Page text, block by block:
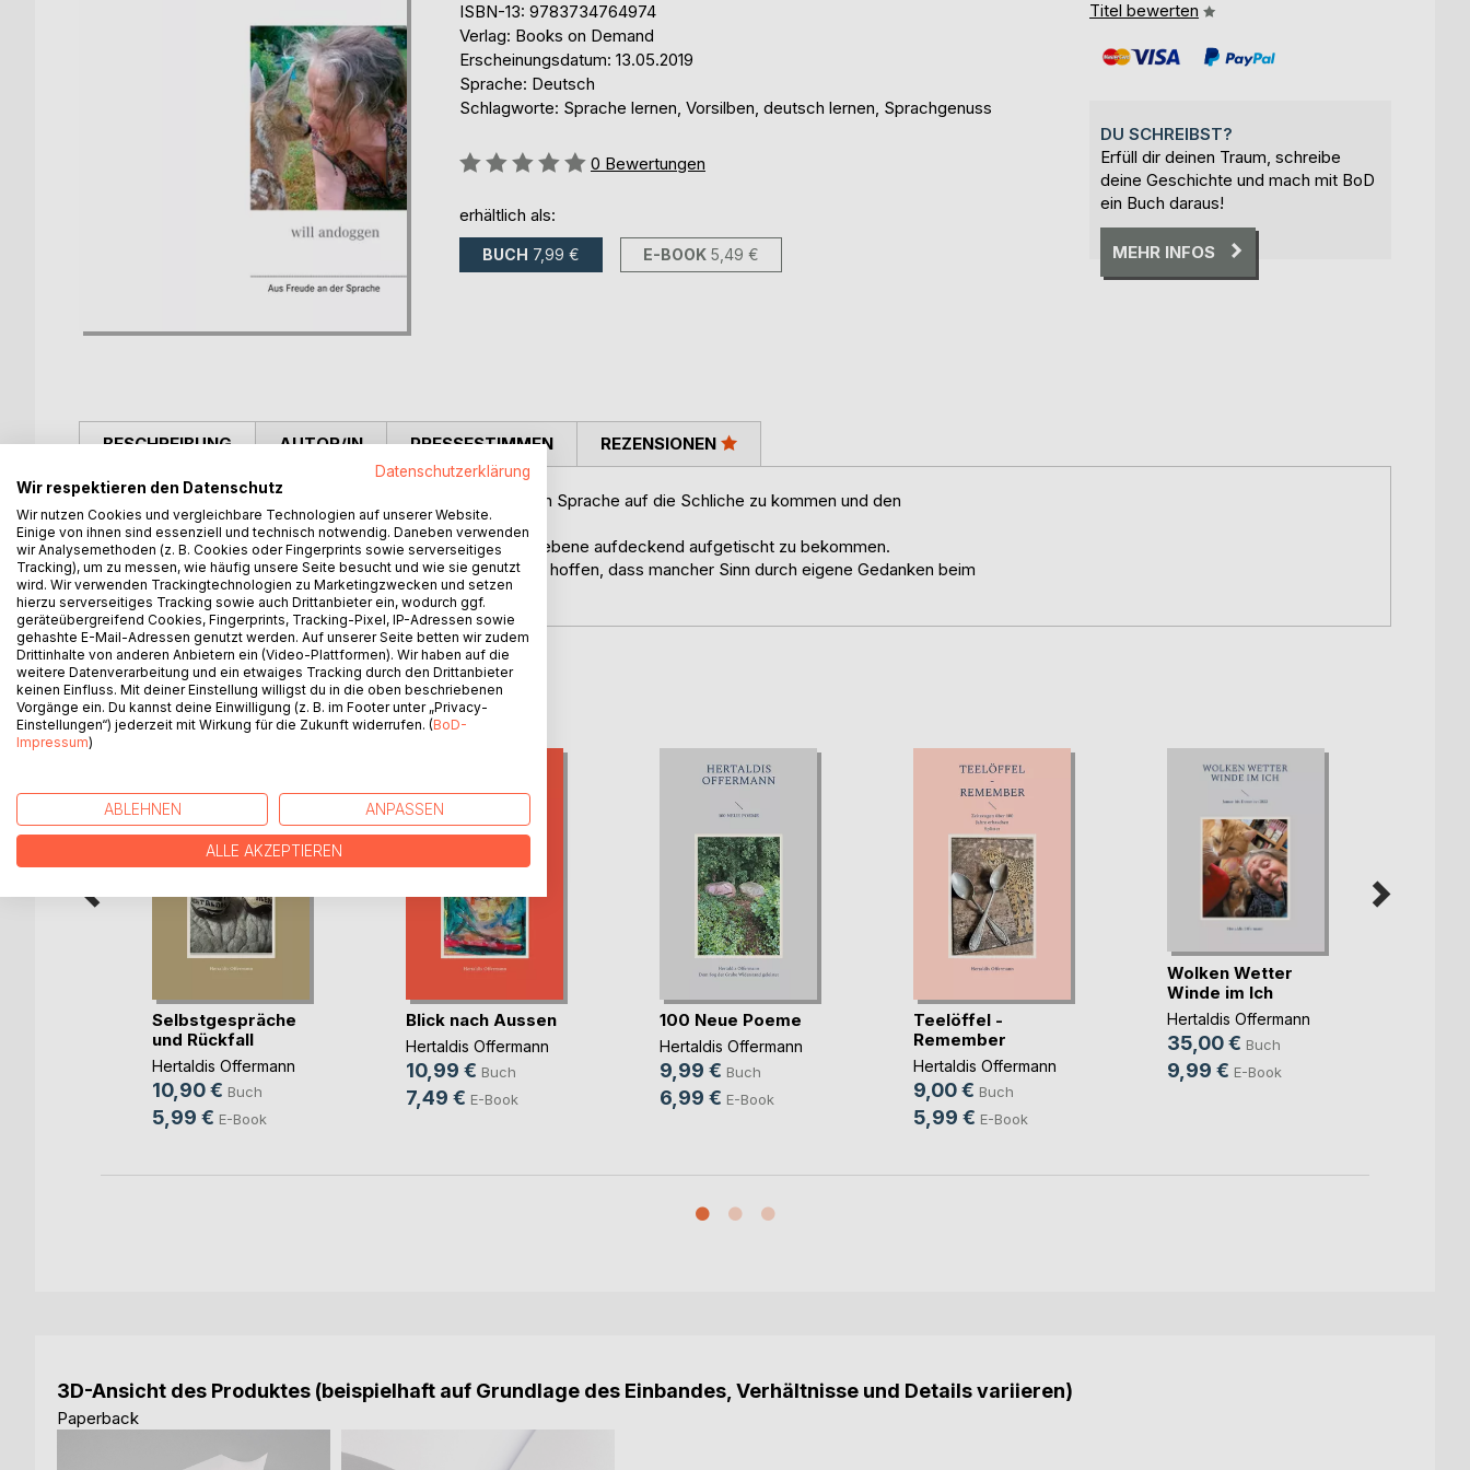
ISBN-13: 9783734764974
Verlag: Books on Demand
Erscheinungsdatum: 13.05.2019
Sprache: Deutsch
Schlagworte: Sprache lernen, Vorsilben, deutsch lernen, Sprachgenuss
Bewertung::
0 Bewertungen
erhältlich als:
BUCH 7,99 € E-BOOK 5,49 €
Titel bewerten
DU SCHREIBST?
Erfüll dir deinen Traum, schreibe
deine Geschichte und mach mit BoD
ein Buch daraus!
MEHR INFOS
BESCHREIBUNG
Wer die Reihe verfolgt, erkennt meine Absicht der eigenen Sprache auf die Schliche zu kommen und den
Sinnunterschied
durch Vorsilben mehr zu spüren, als durch das aufgeschriebene aufdeckend aufgetischt zu bekommen.
Ich sammle nur, will nicht aufklären, nicht aufzwingen - nur hoffen, dass mancher Sinn durch eigene Gedanken beim
Lesen im suchenden Geist auflodert.
AUTOR/IN PRESSESTIMMEN REZENSIONEN
WEITERE TITEL BEIBoD
Selbstgespräche
und Rückfall
Hertaldis Offermann
10,90 € Buch
5,99 € E-Book
Blick nach Aussen
Hertaldis Offermann
10,99 € Buch
7,49 € E-Book
100 Neue Poeme
Hertaldis Offermann
9,99 € Buch
6,99 € E-Book
Teelöffel -
Remember
Hertaldis Offermann
9,00 € Buch
5,99 € E-Book
Wolken Wetter
Winde im Ich
Hertaldis Offermann
35,00 € Buch
9,99 € E-Book
3D-Ansicht des Produktes (beispielhaft auf Grundlage des Einbandes, Verhältnisse und Details variieren)
Paperback
Datenschutzerklärung
Wir respektieren den Datenschutz
Wir nutzen Cookies und vergleichbare Technologien auf unserer Website.
Einige von ihnen sind essenziell und technisch notwendig. Daneben verwenden
wir Analysemethoden (z. B. Cookies oder Fingerprints sowie serverseitiges
Tracking), um zu messen, wie häufig unsere Seite besucht und wie sie genutzt
wird. Wir verwenden Trackingtechnologien zu Marketingzwecken und setzen
hierzu serverseitiges Tracking sowie auch Drittanbieter ein, wodurch ggf.
geräteübergreifend Cookies, Fingerprints, Tracking-Pixel, IP-Adressen sowie
gehashte E-Mail-Adressen genutzt werden. Auf unserer Seite betten wir zudem
Drittinhalte von anderen Anbietern ein (Video-Plattformen). Wir haben auf die
weitere Datenverarbeitung und ein etwaiges Tracking durch den Drittanbieter
keinen Einfluss. Mit deiner Einstellung willigst du in die oben beschriebenen
Vorgänge ein. Du kannst deine Einwilligung (z. B. im Footer unter „Privacy-
Einstellungen“) jederzeit mit Wirkung für die Zukunft widerrufen. (BoD-
Impressum)
ABLEHNEN ANPASSEN
ALLE AKZEPTIEREN